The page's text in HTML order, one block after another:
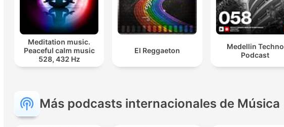
Meditation music.
Peaceful calm music
528, 432 Hz
El Reggaeton
Medellin Techno
Podcast
Más podcasts internacionales de Música